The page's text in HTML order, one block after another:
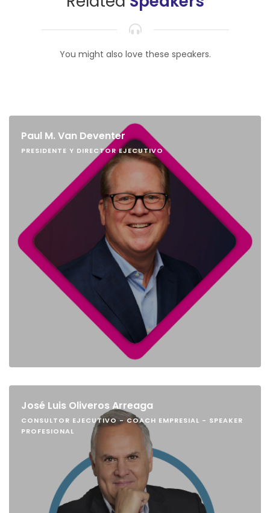
You might also love these speakers.
Paul M. Van Deventer
PRESIDENTE Y DIRECTOR EJECUTIVO
José Luis Oliveros Arreaga
CONSULTOR EJECUTIVO - COACH EMPRESIAL - SPEAKER
PROFESIONAL